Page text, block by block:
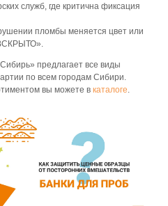
служб, где критична фиксация
пломбы меняется цвет или
предлагает все виды
по всем городам Сибири.
вы можете в каталоге.